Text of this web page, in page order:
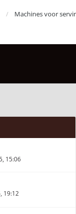
Machines voor
15:06
19:12